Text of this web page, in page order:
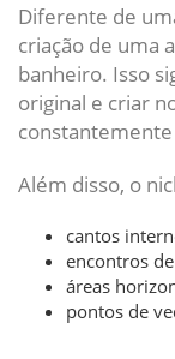
Diferente de
criação de uma
banheiro. Isso
original e criar
constantemente
Além disso, o
cantos
encontros
áreas
pontos de